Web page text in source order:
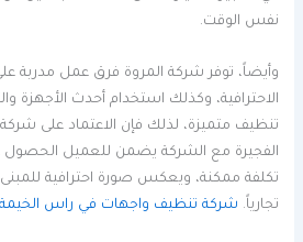
نفس الوقت.
وأيضاً، توفر شركة المروة فرق عمل مدربة
الاحترافية، وكذلك استخدام أحدث الأجهزة
تنظيف متميزة، لذلك فإن الاعتماد على
الفجيرة مع الشركة يضمن للعميل الحصول
تكلفة ممكنة، ويعكس صورة احترافية
تجارياً. شركة تنظيف واجهات في راس الخيمة